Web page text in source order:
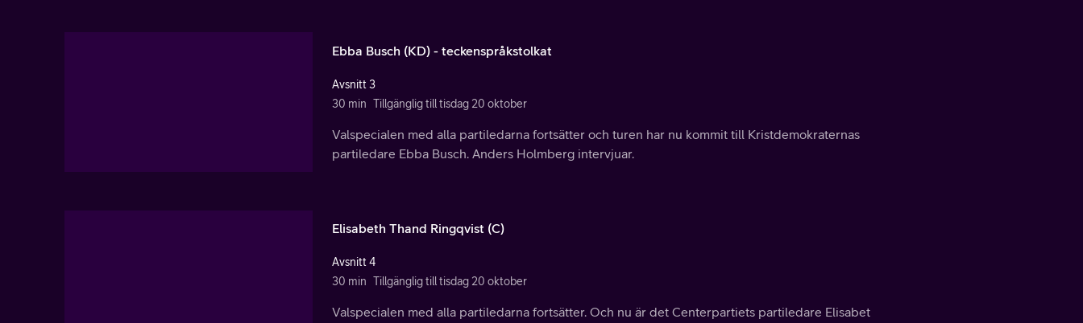
Ebba Busch (KD) - teckenspråkstolkat
Avsnitt 3
30 min Tillgänglig till tisdag 20 oktober
Valspecialen med alla partiledarna fortsätter och turen har nu kommit till Kristdemokraternas
partiledare Ebba Busch. Anders Holmberg intervjuar.
Elisabeth Thand Ringqvist (C)
Avsnitt 4
30 min Tillgänglig till tisdag 20 oktober
Valspecialen med alla partiledarna fortsätter. Och nu är det Centerpartiets partiledare Elisabet